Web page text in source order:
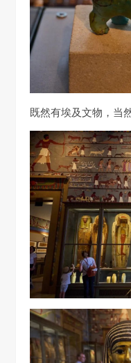
既然有埃及文物，当